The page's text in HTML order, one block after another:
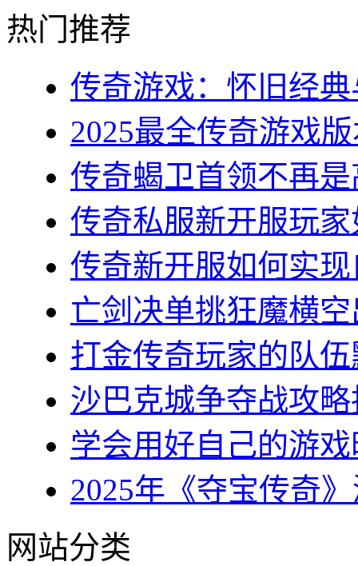
热门推荐
传奇游戏：怀旧经
2025最全传奇游戏
传奇蝎卫首领不再
传奇私服新开服玩
传奇新开服如何实
亡剑决单挑狂魔横
打金传奇玩家的队
沙巴克城争夺战攻
学会用好自己的游
2025年《夺宝传奇
网站分类